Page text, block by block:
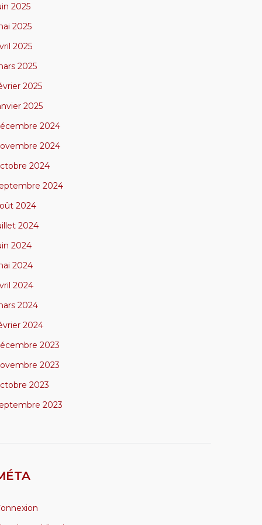
2025
2025
2025
2025
2025
2025
2024
2024
2024
2024
2024
2024
2024
2024
2024
2024
2024
2023
2023
2023
2023